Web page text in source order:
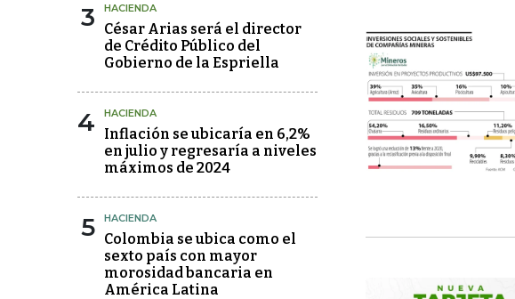
3 HACIENDA
César Arias será el director
de Crédito Público del
Gobierno de la Espriella
4 HACIENDA
Inflación se ubicaría en 6,2%
en julio y regresaría a niveles
máximos de 2024
5 HACIENDA
Colombia se ubica como el
sexto país con mayor
morosidad bancaria en
América Latina